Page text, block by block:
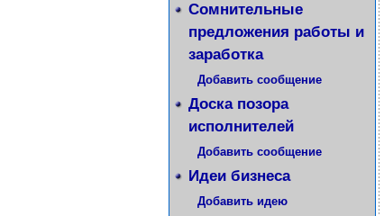
Сомнительные
предложения работы и
заработка
Добавить сообщение
Доска позора
исполнителей
Добавить сообщение
Идеи бизнеса
Добавить идею